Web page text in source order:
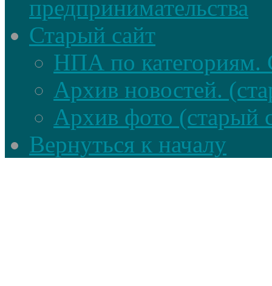
предпринимательства
Старый сайт
НПА по категориям.
Архив новостей.
Архив фото (старый
Вернуться к началу